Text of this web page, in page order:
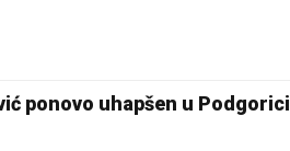
ponovo uhapšen u Podgorici